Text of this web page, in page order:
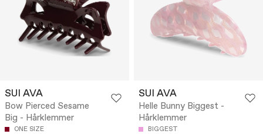
SUI AVA
Bow Pierced Sesame
Big - Hårklemmer
ONE SIZE
SUI AVA
Helle Bunny Biggest -
Hårklemmer
BIGGEST